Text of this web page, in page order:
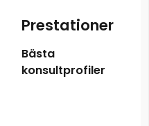
Prestationer
Bästa
konsultprofiler